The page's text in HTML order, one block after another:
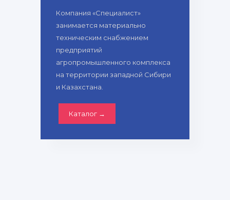
Компания «Специалист»
занимается материально
техническим снабжением
предприятий
агропромышленного комплекса
на территории западной Сибири
и Казахстана.
Каталог →